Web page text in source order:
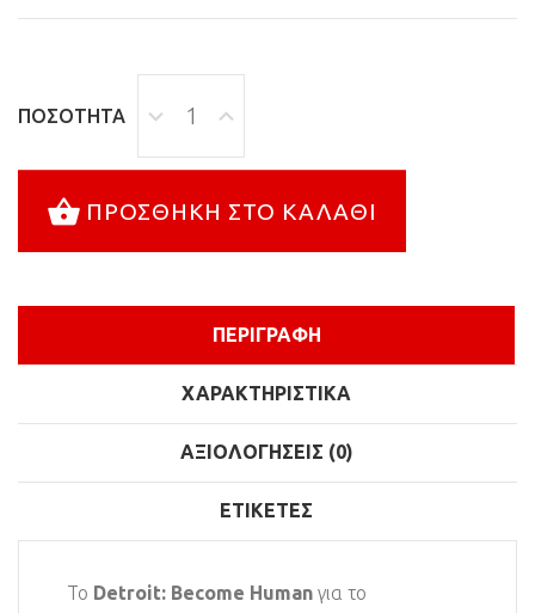
ΠΟΣΌΤΗΤΑ
ΠΡΟΣΘΉΚΗ ΣΤΟ ΚΑΛΆΘΙ
ΠΕΡΙΓΡΑΦΉ
ΧΑΡΑΚΤΗΡΙΣΤΙΚΆ
ΑΞΙΟΛΟΓΉΣΕΙΣ (0)
ΕΤΙΚΈΤΕΣ
Το Detroit: Become Human για το